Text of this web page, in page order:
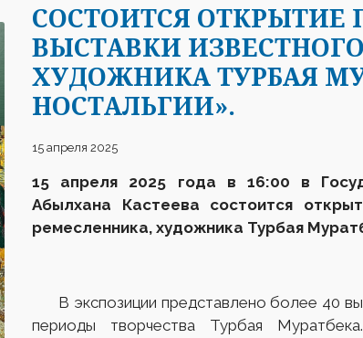
СОСТОИТСЯ ОТКРЫТИЕ
ВЫСТАВКИ
ХУДОЖНИКА ТУРБАЯ
НОСТАЛЬГИИ».
15 апреля 2025
15 апреля 2025 года в 16:00 в
Абылхана Кастеева состоится
ремесленника, художника Турбая
В экспозиции представлено более 40
периоды творчества Турбая